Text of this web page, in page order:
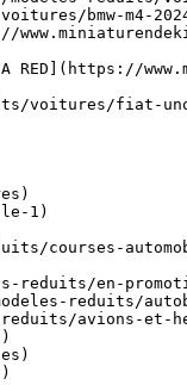
bmw-m4-
CORSA
voitures/fiat-